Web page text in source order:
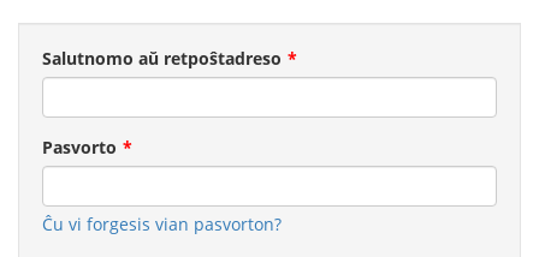
Salutnomo aŭ retpoŝtadreso
Pasvorto
Ĉu vi forgesis vian pasvorton?